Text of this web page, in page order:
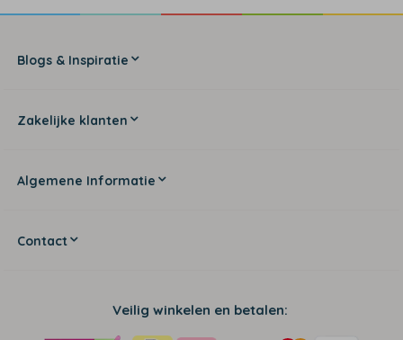
Blogs & Inspiratie
Zakelijke klanten
Algemene Informatie
Contact
Veilig winkelen en betalen: